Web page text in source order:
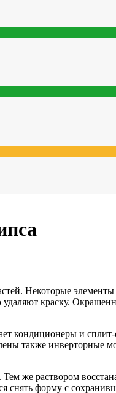
Некоторые
краску.
кондиционеры и
также инверторные
же раствором
снять форму с